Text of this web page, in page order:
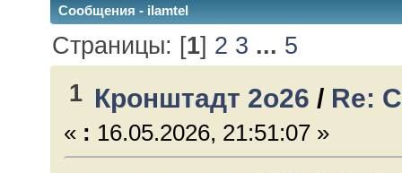
Сообщения - ilamtel
Страницы: [1] 2 3 ... 5
1 Кронштадт 2о26 / Re:
« : 16.05.2026, 21:51:07 »